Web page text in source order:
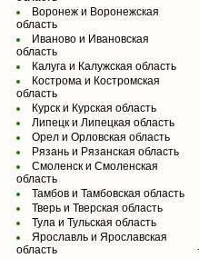
Воронеж и Воронежская
область
Иваново и Ивановская
область
Калуга и Калужская область
Кострома и Костромская
область
Курск и Курская область
Липецк и Липецкая область
Орел и Орловская область
Рязань и Рязанская область
Смоленск и Смоленская
область
Тамбов и Тамбовская область
Тверь и Тверская область
Тула и Тульская область
Ярославль и Ярославская
область